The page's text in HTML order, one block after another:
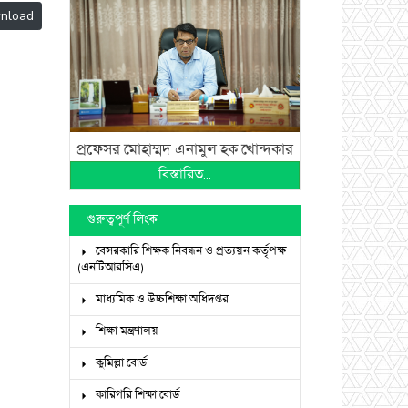
প্রফেসর মোহাম্মদ এনামুল হক খোন্দকার
বিস্তারিত...
গুরুত্বপূর্ণ লিংক
বেসরকারি শিক্ষক নিবন্ধন ও প্রত্যয়ন কর্তৃপক্ষ
(এনটিআরসিএ)
মাধ্যমিক ও উচ্চশিক্ষা অধিদপ্তর
শিক্ষা মন্ত্রণালয়
কুমিল্লা বোর্ড
কারিগরি শিক্ষা বোর্ড